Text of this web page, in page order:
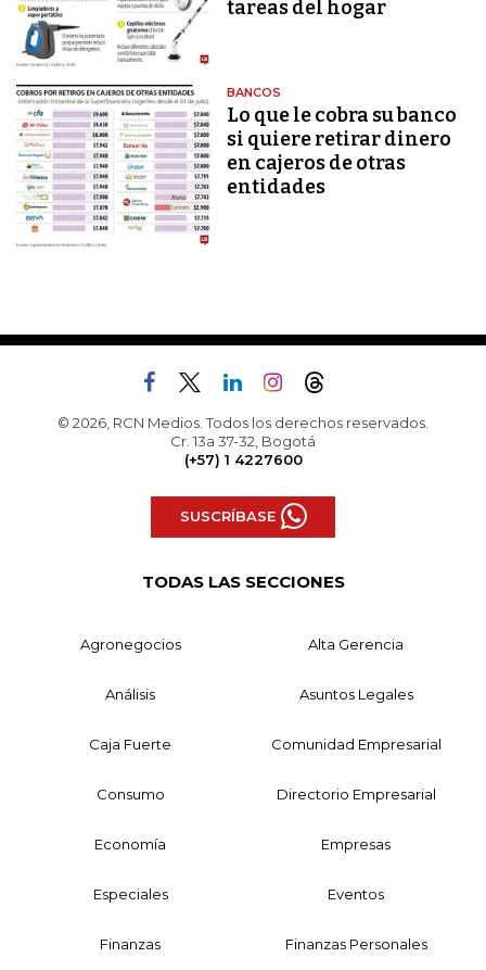
tareas del hogar
BANCOS
Lo que le cobra su banco
si quiere retirar dinero
en cajeros de otras
entidades
© 2026, RCN Medios. Todos los derechos reservados.
Cr. 13a 37-32, Bogotá
(+57) 1 4227600
SUSCRÍBASE
TODAS LAS SECCIONES
Agronegocios Alta Gerencia
Análisis Asuntos Legales
Caja Fuerte Comunidad Empresarial
Consumo Directorio Empresarial
Economía Empresas
Especiales Eventos
Finanzas Finanzas Personales